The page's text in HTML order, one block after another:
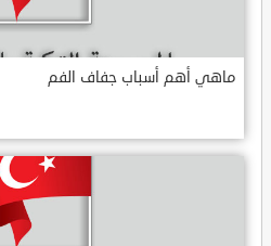
ماهي أهم أسباب جفاف الفم